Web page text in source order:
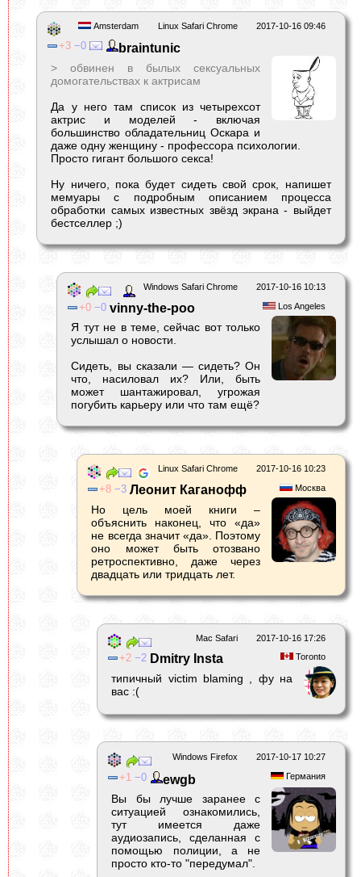
2017-10-16 09:46
Linux Safari Chrome
Amsterdam
3 0 braintunic
> обвинен в былых сексуальных
домогательствах к актрисам
Да у него там список из четырехсот
актрис и моделей - включая
большинство обладательниц Оскара и
даже одну женщину - профессора психологии.
Просто гигант большого секса!
Ну ничего, пока будет сидеть свой срок, напишет
мемуары с подробным описанием процесса
обработки самых известных звёзд экрана - выйдет
бестселлер ;)
2017-10-16 10:13
Windows Safari Chrome
Los Angeles
0 0 vinny-the-poo
Я тут не в теме, сейчас вот только
услышал о новости.
Сидеть, вы сказали — сидеть? Он
что, насиловал их? Или, быть
может шантажировал, угрожая
погубить карьеру или что там ещё?
2017-10-16 10:23
Linux Safari Chrome
Москва
8 3 Леонит Каганофф
Но цель моей книги –
объяснить наконец, что «да»
не всегда значит «да». Поэтому
оно может быть отозвано
ретроспективно, даже через
двадцать или тридцать лет.
2017-10-16 17:26
Mac Safari
Toronto
2 2 Dmitry Insta
типичный victim blaming , фу на
вас :(
2017-10-17 10:27
Windows Firefox
Германия
1 0 ewgb
Вы бы лучше заранее с
ситуацией ознакомились,
тут имеется даже
аудиозапись, сделанная с
помощью полиции, а не
просто кто-то "передумал".